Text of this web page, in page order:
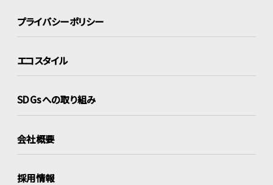
プライバシーポリシー
エコスタイル
SDGsへの取り組み
会社概要
採用情報